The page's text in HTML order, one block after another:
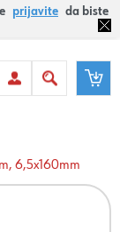
prijavite da biste
6,5x160mm